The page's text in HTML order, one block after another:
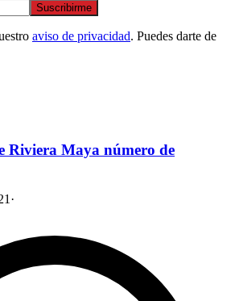
Suscribirme
aviso de privacidad. Puedes darte de
Riviera Maya número de
·